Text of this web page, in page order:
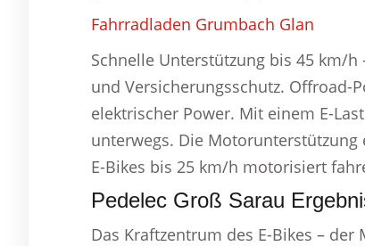
Fahrradladen Grumbach Glan
Schnelle Unterstützung bis 45 km/
und Versicherungsschutz. Offroad-
elektrischer Power. Mit einem E-
unterwegs. Die Motorunterstützung
E-Bikes bis 25 km/h motorisiert
Pedelec Groß Sarau
Das Kraftzentrum des E-Bikes –